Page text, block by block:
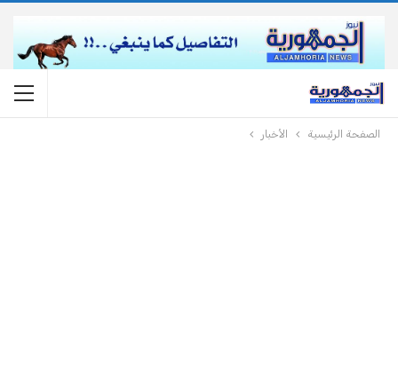
الصفحة الرئيسية الأخبار